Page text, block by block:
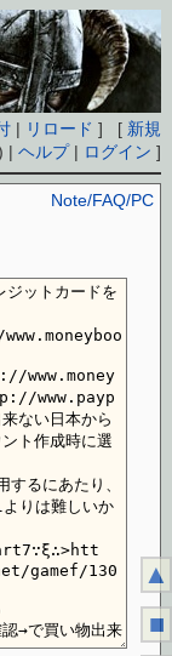
| リロード ] [ 新規
|ヘルプ| ログイン ]
Note/FAQ/PC
▲
■